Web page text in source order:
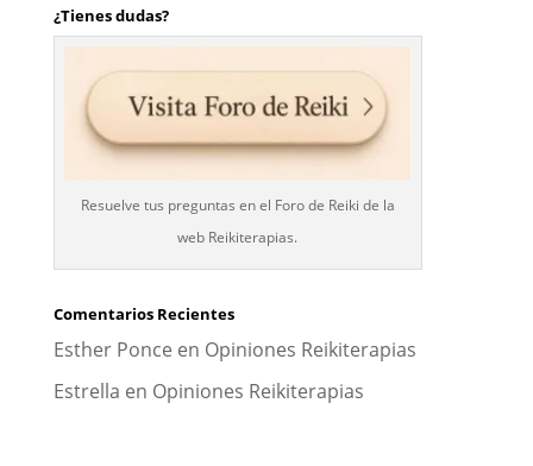
¿Tienes dudas?
Resuelve tus preguntas en el Foro de Reiki de la
web Reikiterapias.
Comentarios Recientes
Esther Ponce en Opiniones Reikiterapias
Estrella en Opiniones Reikiterapias